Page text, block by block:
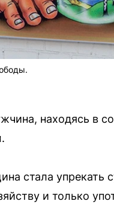
находясь в
стала упрекать
и только